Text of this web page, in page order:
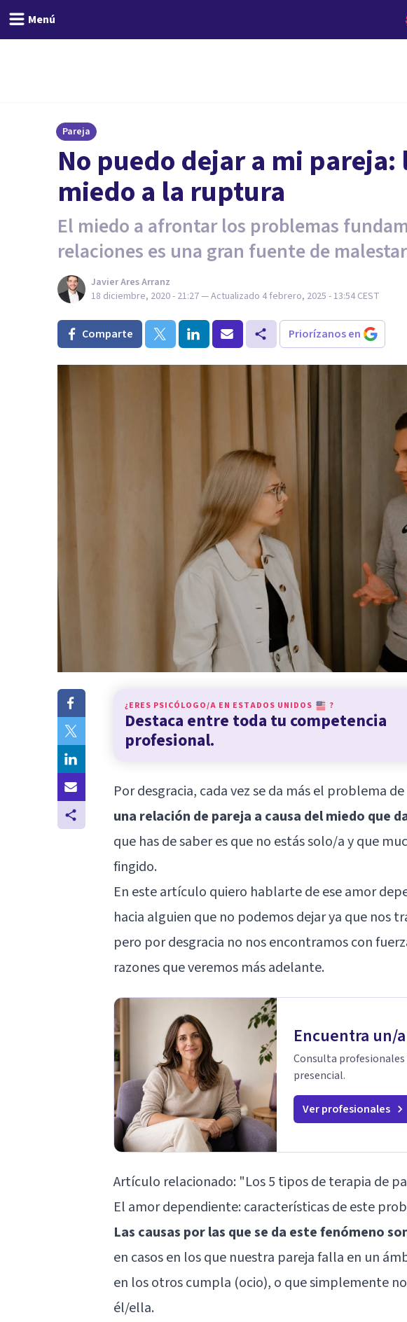
Menú
Pareja
No puedo dejar a mi
miedo a la ruptura
El miedo a afrontar los problemas
relaciones es una gran fuente de
Javier Ares Arranz
18 diciembre, 2020 - 21:27— Actualizado 4 febrero, 2025 - 13:54 CEST
Comparte Priorízanos en
¿ERES PSICÓLOGO/A EN ESTADOS UNIDOS ?
Destaca entre toda tu competencia
profesional.
Por desgracia, cada vez se da más el problema de
una relación de pareja a causa del miedo que
que has de saber es que no estás solo/a y que
fingido.
En este artículo quiero hablarte de ese amor
hacia alguien que no podemos dejar ya que nos
pero por desgracia no nos encontramos con
razones que veremos más adelante.
Encuentra un/
Consulta
presencial.
Ver profesionales
Artículo relacionado: "Los 5 tipos de terapia de
El amor dependiente: características de este
Las causas por las que se da este fenómeno
en casos en los que nuestra pareja falla en un
en los otros cumpla (ocio), o que simplemente
él/ella.